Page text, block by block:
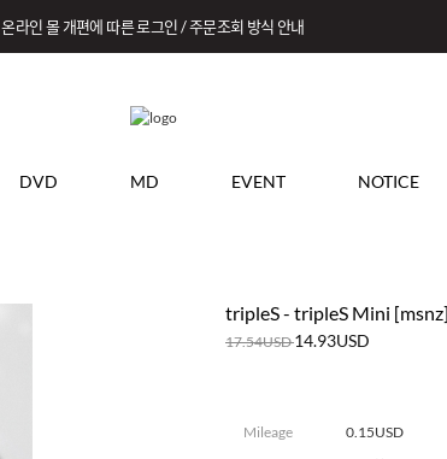
온라인 몰 개편에 따른 로그인 / 주문조회 방식 안내
DVD MD EVENT NOTICE
tripleS - tripleS Mini
17.54USD14.93USD
Mileage
0.15USD